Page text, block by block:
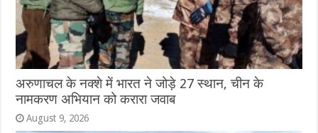
अरुणाचल के नक्शे में भारत ने जोड़े 27 स्थान, चीन के
नामकरण अभियान को करारा जवाब
August 9, 2026